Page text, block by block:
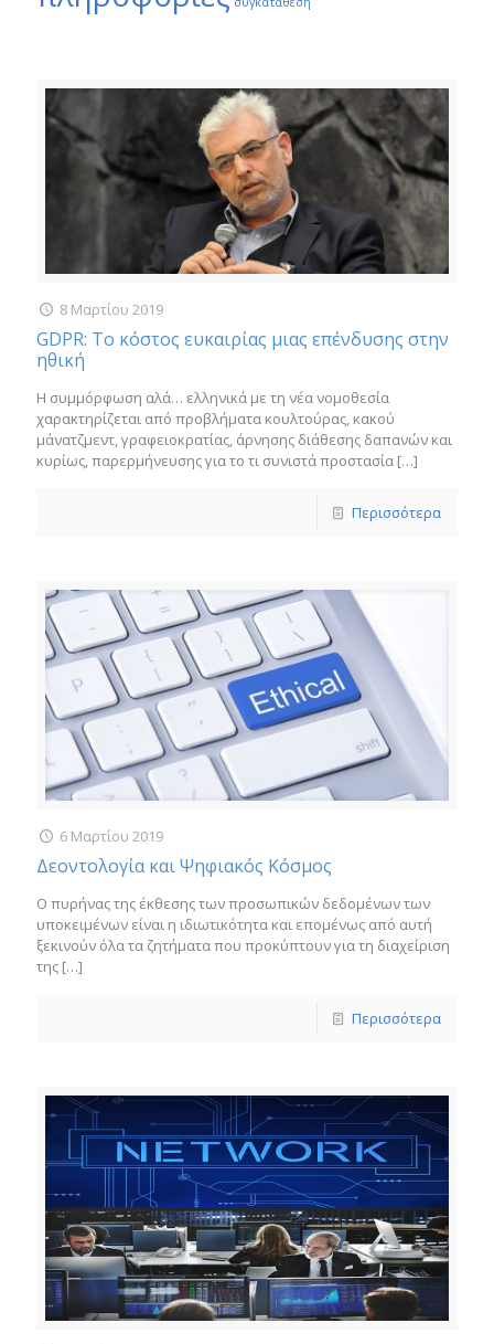
8 Μαρτίου 2019
GDPR: Το κόστος ευκαιρίας μιας επένδυσης στην
ηθική
Η συμμόρφωση αλά… ελληνικά με τη νέα νομοθεσία
χαρακτηρίζεται από προβλήματα κουλτούρας, κακού
μάνατζμεντ, γραφειοκρατίας, άρνησης διάθεσης δαπανών και
κυρίως, παρερμήνευσης για το τι συνιστά προστασία […]
Περισσότερα
6 Μαρτίου 2019
Δεοντολογία και Ψηφιακός Κόσμος
Ο πυρήνας της έκθεσης των προσωπικών δεδομένων των
υποκειμένων είναι η ιδιωτικότητα και επομένως από αυτή
ξεκινούν όλα τα ζητήματα που προκύπτουν για τη διαχείριση
της […]
Περισσότερα